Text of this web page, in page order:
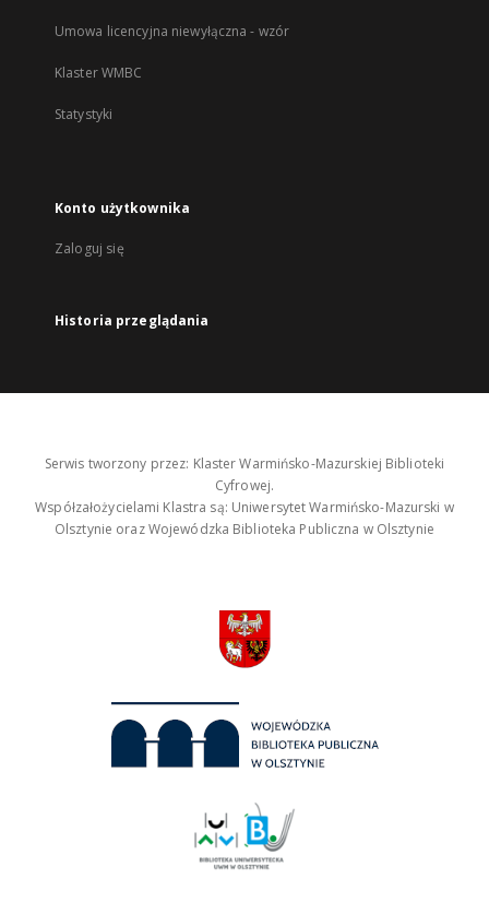
Umowa licencyjna niewyłączna - wzór
Klaster WMBC
Statystyki
Konto użytkownika
Zaloguj się
Historia przeglądania
Serwis tworzony przez: Klaster Warmińsko-Mazurskiej Biblioteki
Cyfrowej.
Współzałożycielami Klastra są: Uniwersytet Warmińsko-Mazurski w
Olsztynie oraz Wojewódzka Biblioteka Publiczna w Olsztynie